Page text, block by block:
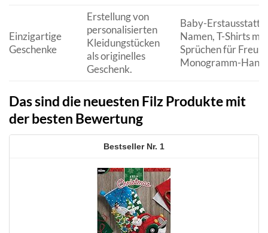
Einzigartige
Geschenke
Erstellung von
personalisierten
Kleidungstücken
als originelles
Geschenk.
Baby-
Namen, T-Shirts
Sprüchen für
Monogramm-
Das sind die neuesten Filz Produkte mit
der besten Bewertung
1